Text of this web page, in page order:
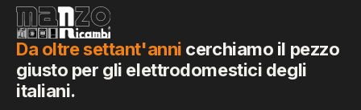
Da oltre settant'anni cerchiamo il pezzo
giusto per gli elettrodomestici degli
italiani.